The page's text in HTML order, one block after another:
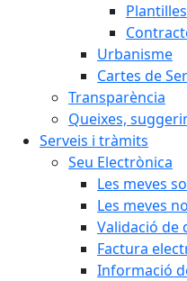
Plantilles
Urbanisme
Cartes de
Transparència
Queixes,
Serveis i tràmits
Seu Electrònica
Les meves
Les meves
Validació de
Factura
Informació